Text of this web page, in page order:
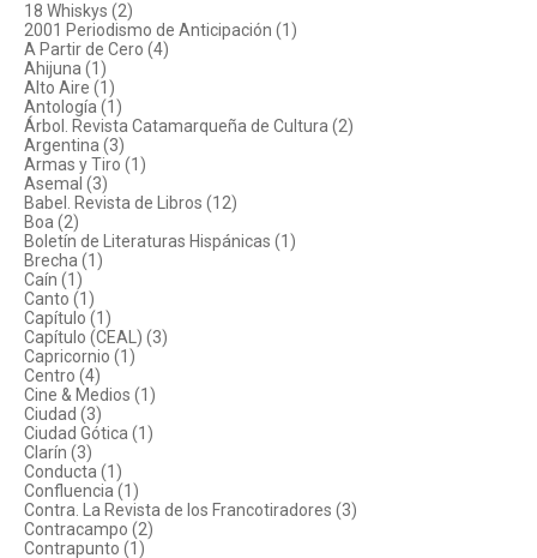
18 Whiskys (2)
2001 Periodismo de Anticipación (1)
A Partir de Cero (4)
Ahijuna (1)
Alto Aire (1)
Antología (1)
Árbol. Revista Catamarqueña de Cultura (2)
Argentina (3)
Armas y Tiro (1)
Asemal (3)
Babel. Revista de Libros (12)
Boa (2)
Boletín de Literaturas Hispánicas (1)
Brecha (1)
Caín (1)
Canto (1)
Capítulo (1)
Capítulo (CEAL) (3)
Capricornio (1)
Centro (4)
Cine & Medios (1)
Ciudad (3)
Ciudad Gótica (1)
Clarín (3)
Conducta (1)
Confluencia (1)
Contra. La Revista de los Francotiradores (3)
Contracampo (2)
Contrapunto (1)